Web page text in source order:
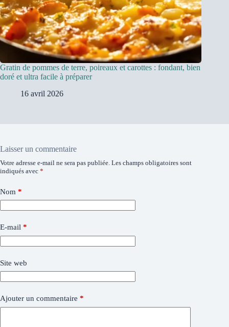
Gratin de pommes de terre, poireaux et carottes : fondant, bien
doré et ultra facile à préparer
16 avril 2026
Laisser un commentaire
Votre adresse e-mail ne sera pas publiée. Les champs obligatoires sont
indiqués avec *
Nom *
E-mail *
Site web
Ajouter un commentaire *